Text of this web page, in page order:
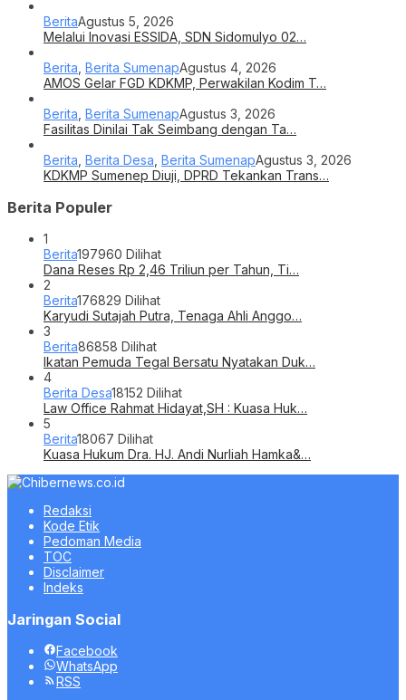
BeritaAgustus 5, 2026
Melalui Inovasi ESSIDA, SDN Sidomulyo 02…
Berita Berita SumenapAgustus 4, 2026
AMOS Gelar FGD KDKMP, Perwakilan Kodim T…
Berita Berita SumenapAgustus 3, 2026
Fasilitas Dinilai Tak Seimbang dengan Ta…
Berita Berita Desa Berita SumenapAgustus 3, 2026
KDKMP Sumenep Diuji, DPRD Tekankan Trans…
Berita Populer
1
Berita197960 Dilihat
Dana Reses Rp 2,46 Triliun per Tahun, Ti…
2
Berita176829 Dilihat
Karyudi Sutajah Putra, Tenaga Ahli Anggo…
3
Berita86858 Dilihat
Ikatan Pemuda Tegal Bersatu Nyatakan Duk…
4
Berita Desa18152 Dilihat
Law Office Rahmat Hidayat,SH : Kuasa Huk…
5
Berita18067 Dilihat
Kuasa Hukum Dra. HJ. Andi Nurliah Hamka&…
Redaksi
Kode Etik
Pedoman Media
TOC
Disclaimer
Indeks
Jaringan Social
Facebook
WhatsApp
RSS